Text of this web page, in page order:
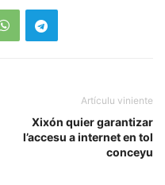
Artículu viniente
Xixón quier garantizar
l’accesu a internet en tol
conceyu